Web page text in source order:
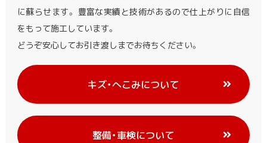
に蘇らせます。 豊富な実績と技術があるので仕上がりに自信
をもって施工しています。
どうぞ安心してお引き渡しまでお待ちください。
キズ・へこみについて
整備・車検について